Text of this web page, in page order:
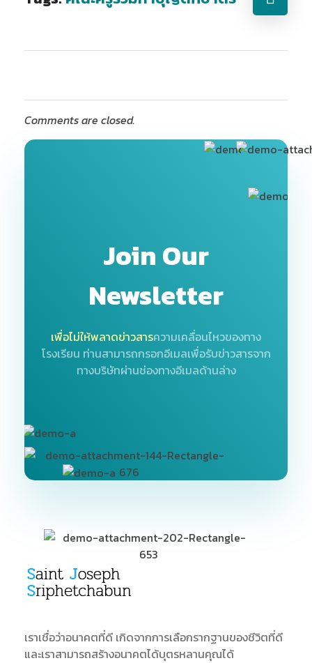
Comments are closed.
Join Our
Newsletter
เพื่อไม่ให้พลาดข่าวสารความเคลื่อนไหวของทาง
โรงเรียน ท่านสามารถกรอกอีเมลเพื่อรับข่าวสารจาก
ทางบริษัทผ่านช่องทางอีเมลด้านล่าง
เราเชื่อว่าอนาคตที่ดี เกิดจากการเลือกรากฐานของชีวิตที่ดี
และเราสามารถสร้างอนาคตได้บุตรหลานคุณได้